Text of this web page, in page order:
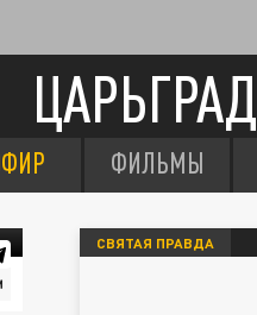
ЦАРЬГРАД
ФИЛЬМЫ
СВЯТАЯ ПРАВДА